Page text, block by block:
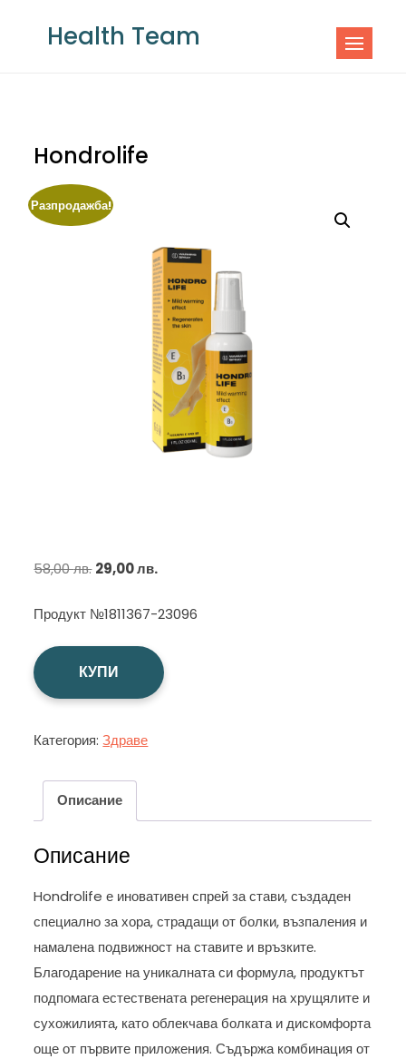
Health Team
Hondrolife
Разпродажба!
58,00лв. Original
was:
58,00 лв..
29,00лв.Текущата
е:
Продукт №1811367-23096
КУПИ
Категория:Здраве
Описание
Описание
Hondrolife е иновативен спрей за стави, създаден
специално за хора, страдащи от болки, възпаления и
намалена подвижност на ставите и връзките.
Благодарение на уникалната си формула, продуктът
подпомага естествената регенерация на хрущялите и
сухожилията, като облекчава болката и дискомфорта
още от първите приложения. Съдържа комбинация от